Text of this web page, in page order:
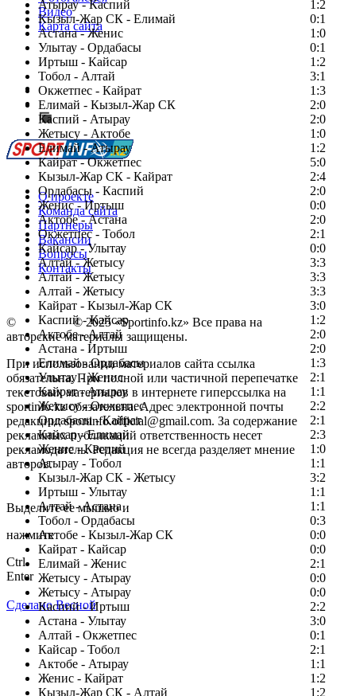
Атырау - Каспий
1:2
Кызыл-Жар СК - Елимай
0:1
Астана - Женис
1:0
Улытау - Ордабасы
0:1
Иртыш - Кайсар
1:2
Тобол - Алтай
3:1
Окжетпес - Кайрат
1:3
Елимай - Кызыл-Жар СК
2:0
Каспий - Атырау
2:0
Жетысу - Актобе
1:0
Елимай - Атырау
1:2
Кайрат - Окжетпес
5:0
Кызыл-Жар СК - Кайрат
2:4
Ордабасы - Каспий
2:0
Женис - Иртыш
0:0
Актобе - Астана
2:0
Окжетпес - Тобол
2:1
Кайсар - Улытау
0:0
Алтай - Жетысу
3:3
Алтай - Жетысу
3:3
Алтай - Жетысу
3:3
Кайрат - Кызыл-Жар СК
3:0
Каспий - Кайсар
1:2
Актобе - Алтай
2:0
Астана - Иртыш
2:0
Елимай - Ордабасы
1:3
Улытау - Женис
2:1
Кайрат - Атырау
1:1
Жетысу - Окжетпес
2:2
Ордабасы - Кайрат
2:1
Кайсар - Елимай
2:3
Женис - Каспий
1:0
Атырау - Тобол
1:1
Кызыл-Жар СК - Жетысу
3:2
Иртыш - Улытау
1:1
Алтай - Астана
1:1
Тобол - Ордабасы
0:3
Актобе - Кызыл-Жар СК
0:0
Кайрат - Кайсар
0:0
Елимай - Женис
2:1
Жетысу - Атырау
0:0
Жетысу - Атырау
0:0
Каспий - Иртыш
2:2
Астана - Улытау
3:0
Алтай - Окжетпес
0:1
Кайсар - Тобол
2:1
Актобе - Атырау
1:1
Женис - Кайрат
1:2
Кызыл-Жар СК - Алтай
1:2
Видео
Карта сайта
Есть идея?
Сообщить о мероприятии
Перейти на старый сайт
О проекте
Команда сайта
Партнеры
Вакансии
Вопросы
Контакты
© Copyright© 2025 «Sportinfo.kz» Все права на
авторские материалы защищены.
При использовании материалов сайта ссылка
обязательна. При полной или частичной перепечатке
текстовых материалов в интернете гиперссылка на
sportinfo.kz обязательна. Адрес электронной почты
редакции: sportinfo.official@gmail.com. За содержание
рекламных публикаций ответственность несет
рекламодатель. Редакция не всегда разделяет мнение
авторов.
Заметили ошибку в тексте?
Выделите ее мышью и
нажмите
Ctrl
Enter
Сделано Весной